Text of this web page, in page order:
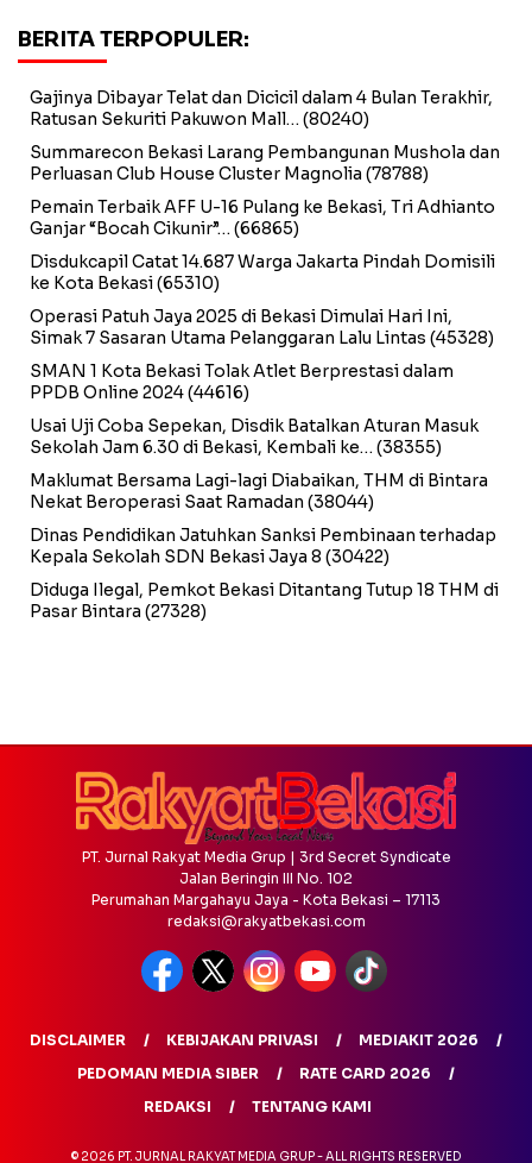
BERITA TERPOPULER:
Gajinya Dibayar Telat dan Dicicil dalam 4 Bulan Terakhir,
Ratusan Sekuriti Pakuwon Mall… (80240)
Summarecon Bekasi Larang Pembangunan Mushola dan
Perluasan Club House Cluster Magnolia (78788)
Pemain Terbaik AFF U-16 Pulang ke Bekasi, Tri Adhianto
Ganjar “Bocah Cikunir”… (66865)
Disdukcapil Catat 14.687 Warga Jakarta Pindah Domisili
ke Kota Bekasi(65310)
Operasi Patuh Jaya 2025 di Bekasi Dimulai Hari Ini,
Simak 7 Sasaran Utama Pelanggaran Lalu Lintas (45328)
SMAN 1 Kota Bekasi Tolak Atlet Berprestasi dalam
PPDB Online 2024(44616)
Usai Uji Coba Sepekan, Disdik Batalkan Aturan Masuk
Sekolah Jam 6.30 di Bekasi, Kembali ke… (38355)
Maklumat Bersama Lagi-lagi Diabaikan, THM di Bintara
Nekat Beroperasi Saat Ramadan (38044)
Dinas Pendidikan Jatuhkan Sanksi Pembinaan terhadap
Kepala Sekolah SDN Bekasi Jaya 8 (30422)
Diduga Ilegal, Pemkot Bekasi Ditantang Tutup 18 THM di
Pasar Bintara (27328)
PT. Jurnal Rakyat Media Grup | 3rd Secret Syndicate
Jalan Beringin III No. 102
Perumahan Margahayu Jaya - Kota Bekasi – 17113
redaksi@rakyatbekasi.com
DISCLAIMER KEBIJAKAN PRIVASI
MEDIAKIT 2026
PEDOMAN MEDIA SIBER
RATE CARD 2026
REDAKSI
TENTANG KAMI
© 2026 PT. JURNAL RAKYAT MEDIA GRUP - ALL RIGHTS RESERVED